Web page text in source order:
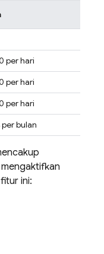
per hari
per hari
per hari
per bulan
ini: